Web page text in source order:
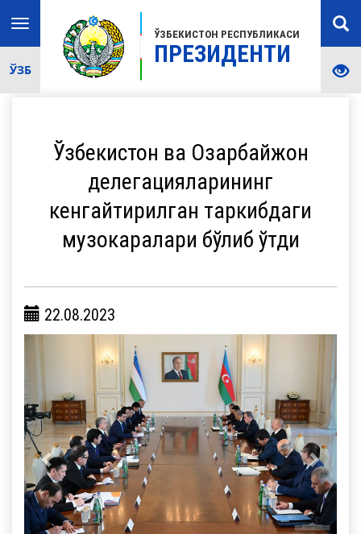
ЎЗБЕКИСТОН РЕСПУБЛИКАСИ
ПРЕЗИДЕНТИ
Toggle
navigation
ЎЗБ
Ўзбекистон ва Озарбайжон
делегацияларининг
кенгайтирилган таркибдаги
музокаралари бўлиб ўтди
22.08.2023